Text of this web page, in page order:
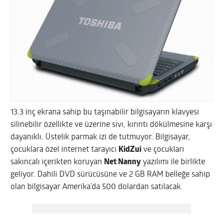
13.3 inç ekrana sahip bu taşınabilir bilgisayarın klavyesi
silinebilir özellikte ve üzerine sıvı, kırıntı dökülmesine karşı
dayanıklı. Üstelik parmak izi de tutmuyor. Bilgisayar,
çocuklara özel internet tarayıcı KidZui ve çocukları
sakıncalı içerikten koruyan Net Nanny yazılımı ile birlikte
geliyor. Dahili DVD sürücüsüne ve 2 GB RAM belleğe sahip
olan bilgisayar Amerika’da 500 dolardan satılacak.